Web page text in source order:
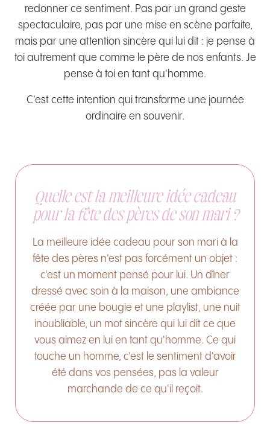
redonner ce sentiment. Pas par un grand geste
spectaculaire, pas par une mise en scène parfaite,
mais par une attention sincère qui lui dit : je pense à
toi autrement que comme le père de nos enfants. Je
pense à toi en tant qu'homme.
C'est cette intention qui transforme une journée
ordinaire en souvenir.
Quelle est la meilleure idée cadeau
pour la fête des pères de son mari ?
La meilleure idée cadeau pour son mari à la
fête des pères n'est pas forcément un objet :
c'est un moment pensé pour lui. Un dîner
dressé avec soin à la maison, une ambiance
créée par une bougie et une playlist, une nuit
inoubliable, un mot sincère qui lui dit ce que
vous aimez en lui en tant qu'homme. Ce qui
touche un homme, c'est le sentiment d'avoir
été dans vos pensées, pas la valeur
marchande de ce qu'il reçoit.